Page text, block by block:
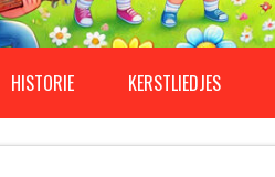
HISTORIE KERSTLIEDJES